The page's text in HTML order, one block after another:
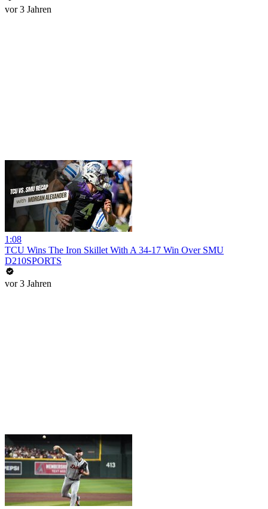
vor 3 Jahren
1:08
TCU Wins The Iron Skillet With A 34-17 Win Over SMU
D210SPORTS
vor 3 Jahren